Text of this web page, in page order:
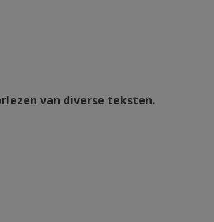
van diverse teksten.